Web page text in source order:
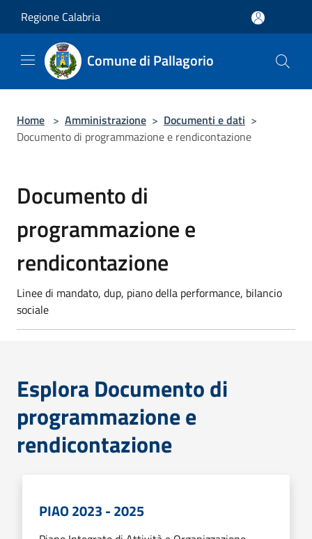
Regione Calabria
Comune di Pallagorio
Home > Amministrazione > Documenti e dati >
Documento di programmazione e rendicontazione
Documento di
programmazione e
rendicontazione
Linee di mandato, dup, piano della performance, bilancio
sociale
Esplora Documento di
programmazione e
rendicontazione
PIAO 2023 - 2025